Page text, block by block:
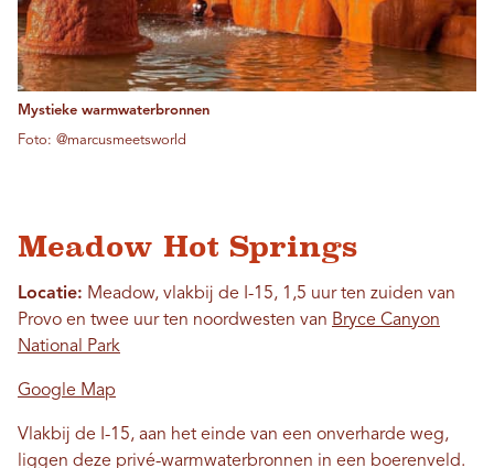
Mystieke warmwaterbronnen
Foto: @marcusmeetsworld
Meadow Hot Springs
Locatie: Meadow, vlakbij de I-15, 1,5 uur ten zuiden van
Provo en twee uur ten noordwesten van Bryce Canyon
National Park
Google Map
Vlakbij de I-15, aan het einde van een onverharde weg,
liggen deze privé-warmwaterbronnen in een boerenveld.